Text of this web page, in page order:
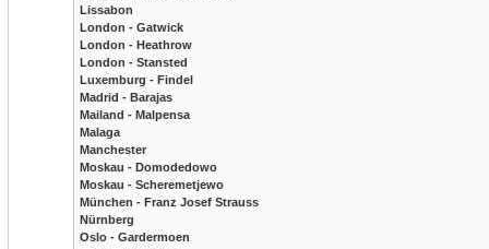
Lissabon
London - Gatwick
London - Heathrow
London - Stansted
Luxemburg - Findel
Madrid - Barajas
Mailand - Malpensa
Malaga
Manchester
Moskau - Domodedowo
Moskau - Scheremetjewo
München - Franz Josef Strauss
Nürnberg
Oslo - Gardermoen